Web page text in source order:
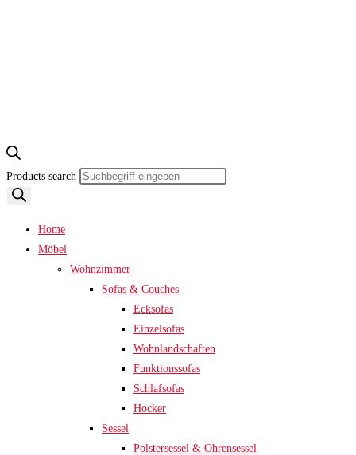
Products search
Home
Möbel
Wohnzimmer
Sofas & Couches
Ecksofas
Einzelsofas
Wohnlandschaften
Funktionssofas
Schlafsofas
Hocker
Sessel
Polstersessel & Ohrensessel